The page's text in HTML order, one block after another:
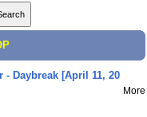
- Daybreak [April 11, 20
More